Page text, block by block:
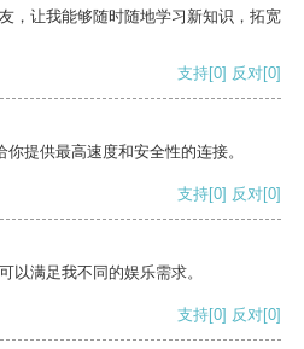
，让我能够随时随地学习新知识，拓宽
支持[0] 反对[0]
提供最高速度和安全性的连接。
支持[0] 反对[0]
以满足我不同的娱乐需求。
支持[0] 反对[0]